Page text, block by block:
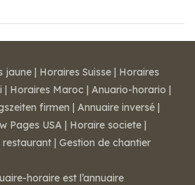
jaune | Horaires Suisse | Horaires
| Horaires Maroc | Anuario-horario |
firmen | Annuaire inversé |
Pages USA | Horaire societe |
restaurant | Gestion de chantier
horaire est l’annuaire